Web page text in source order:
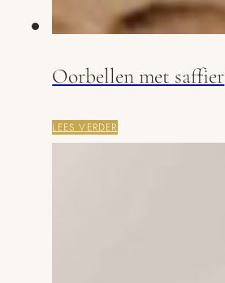
Oorbellen met saffier
LEES VERDER